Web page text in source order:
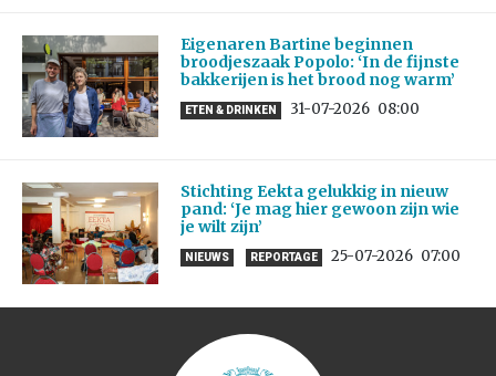
Eigenaren Bartine beginnen
broodjeszaak Popolo: ‘In de fijnste
bakkerijen is het brood nog warm’
ETEN & DRINKEN 31-07-2026 08:00
Stichting Eekta gelukkig in nieuw
pand: ‘Je mag hier gewoon zijn wie
je wilt zijn’
NIEUWS REPORTAGE 25-07-2026 07:00